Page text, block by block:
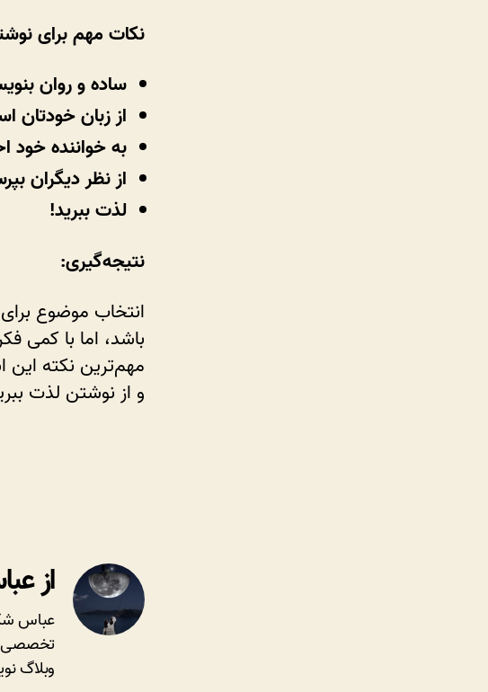
نکات مهم برای
ساده و روان
از زبان خودتان
به خواننده خود
از نظر دیگران
لذت ببرید!
نتیجه‌گیری:
انتخاب موضوع
باشد، اما با کمی
مهم‌ترین نکته این
و از نوشتن لذت
از
عباس
تخصصی
وبلاگ